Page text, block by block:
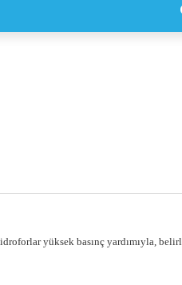
yüksek basınç yardımıyla,